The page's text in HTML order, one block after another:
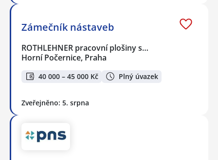
Zámečník nástaveb
ROTHLEHNER pracovní plošiny s…
Horní Počernice, Praha
40 000 – 45 000 Kč Plný úvazek
Zveřejněno: 5. srpna